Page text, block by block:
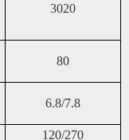
3020
80
6.8/7.8
120/270